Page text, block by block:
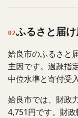
02ふるさと届
姶良市のふるさと
主因です。過疎指
中位水準と寄付受
姶良市では、財政
4,751円です。財